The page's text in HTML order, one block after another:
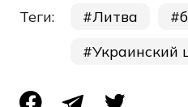
Теги: Литва
Украинский